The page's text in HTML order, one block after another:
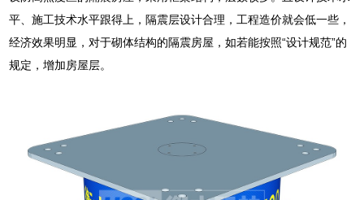
平、施工技术水平跟得上，隔震层设计合理，工程造价就会低一些，
经济效果明显，对于砌体结构的隔震房屋，如若能按照“设计规范”的
规定，增加房屋层。